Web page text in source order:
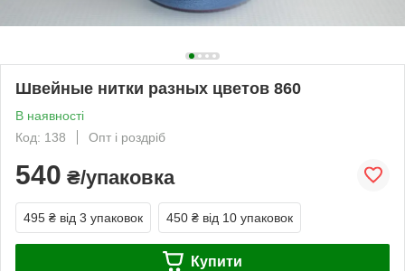
Швейные нитки разных цветов 860
В наявності
Код: 138
Опт і роздріб
540 ₴/упаковка
495 ₴ від 3 упаковок 450 ₴ від 10 упаковок
Купити